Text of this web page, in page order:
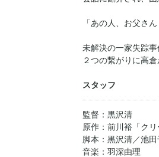
「あの人、お父さ
未解決の一家失踪事
２つの繋がりに高
スタッフ
監督：黒沢清
原作：前川裕「クリ
脚本：黒沢清／池田
音楽：羽深由理